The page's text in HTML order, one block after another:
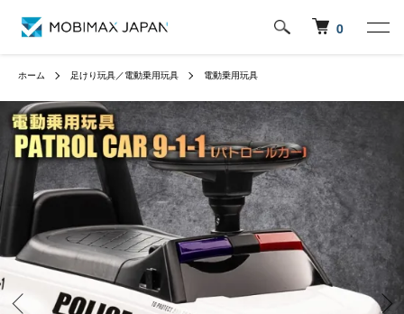
0
ホーム 足けり玩具／電動乗用玩具 電動乗用玩具